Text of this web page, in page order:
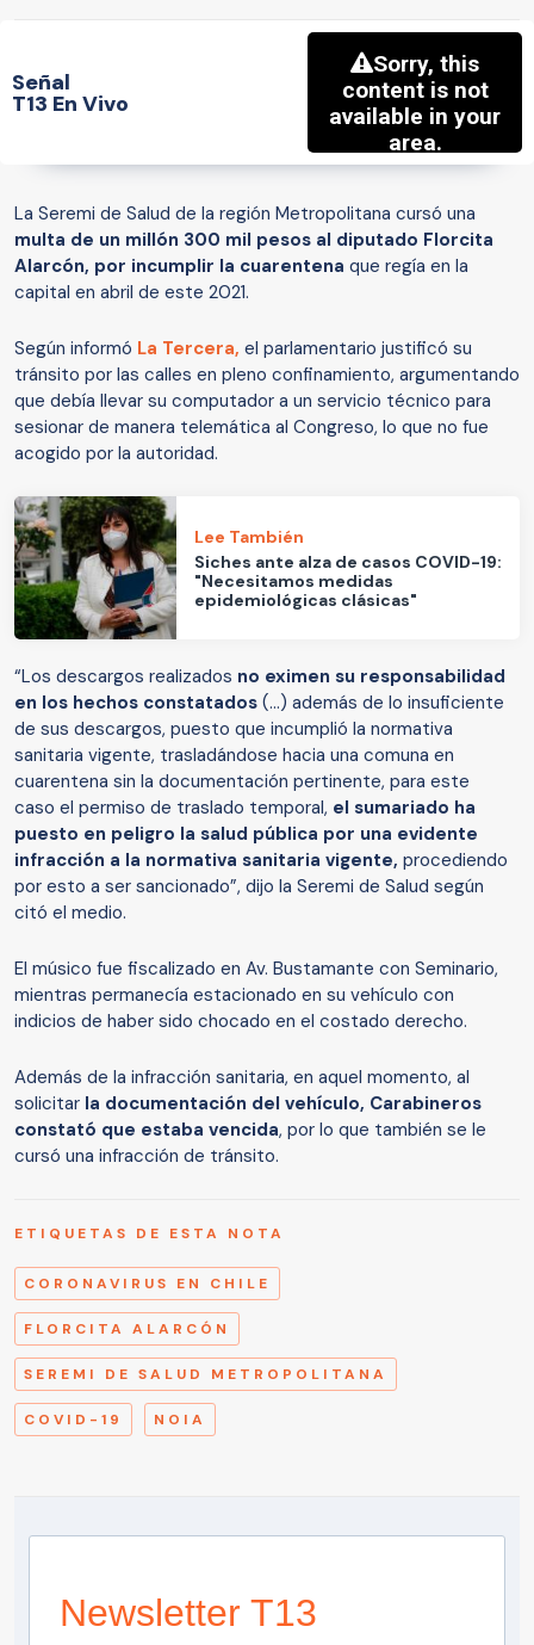
Señal
T13 En Vivo
La Seremi de Salud de la región Metropolitana cursó una
multa de un millón 300 mil pesos al diputado Florcita
Alarcón, por incumplir la cuarentena que regía en la
capital en abril de este 2021.
Según informó La Tercera, el parlamentario justificó su
tránsito por las calles en pleno confinamiento, argumentando
que debía llevar su computador a un servicio técnico para
sesionar de manera telemática al Congreso, lo que no fue
acogido por la autoridad.
Lee También
Siches ante alza de casos COVID-19:
"Necesitamos medidas
epidemiológicas clásicas"
“Los descargos realizados no eximen su responsabilidad
en los hechos constatados (…) además de lo insuficiente
de sus descargos, puesto que incumplió la normativa
sanitaria vigente, trasladándose hacia una comuna en
cuarentena sin la documentación pertinente, para este
caso el permiso de traslado temporal, el sumariado ha
puesto en peligro la salud pública por una evidente
infracción a la normativa sanitaria vigente, procediendo
por esto a ser sancionado”, dijo la Seremi de Salud según
citó el medio.
El músico fue fiscalizado en Av. Bustamante con Seminario,
mientras permanecía estacionado en su vehículo con
indicios de haber sido chocado en el costado derecho.
Además de la infracción sanitaria, en aquel momento, al
solicitar la documentación del vehículo, Carabineros
constató que estaba vencida, por lo que también se le
cursó una infracción de tránsito.
ETIQUETAS DE ESTA NOTA
CORONAVIRUS EN CHILE
FLORCITA ALARCÓN
SEREMI DE SALUD METROPOLITANA
COVID-19 NOIA
Newsletter T13